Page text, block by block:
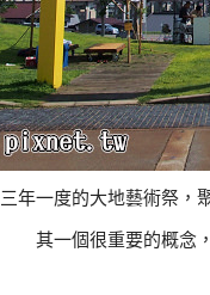
三年一度的大地藝術祭，
其一個很重要的概念